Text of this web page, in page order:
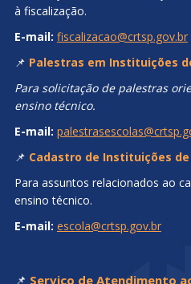
à fiscalização.
E-mail: fiscalizacao@crtsp.gov.br
📌 Palestras em Instituições
Para solicitação de palestras
ensino técnico.
E-mail:
📌 Cadastro de Instituições de
Para assuntos relacionados ao
ensino técnico.
E-mail: escola@crtsp.gov.br
📌 Serviço de Atendimento